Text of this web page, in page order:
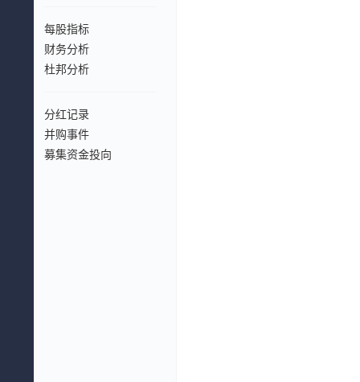
每股指标
财务分析
杜邦分析
分红记录
并购事件
募集资金投向